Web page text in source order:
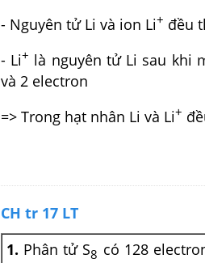
- Nguyên tử Li và ion Li+ đều
- Li+ là nguyên tử Li sau khi
và 2 electron
=> Trong hạt nhân Li và Li+
CH tr 17 LT
1. Phân tử S8 có 128